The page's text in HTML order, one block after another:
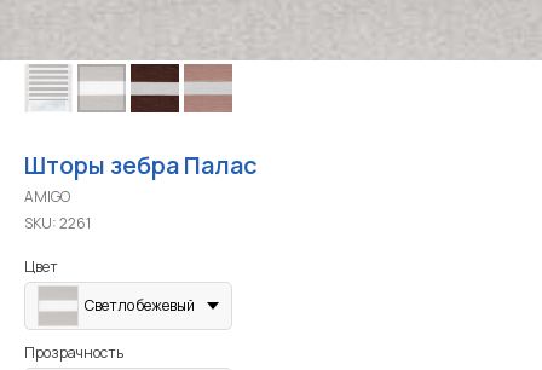
Шторы зебра Палас
AMIGO
SKU:2261
Цвет
Светло бежевый
Прозрачность